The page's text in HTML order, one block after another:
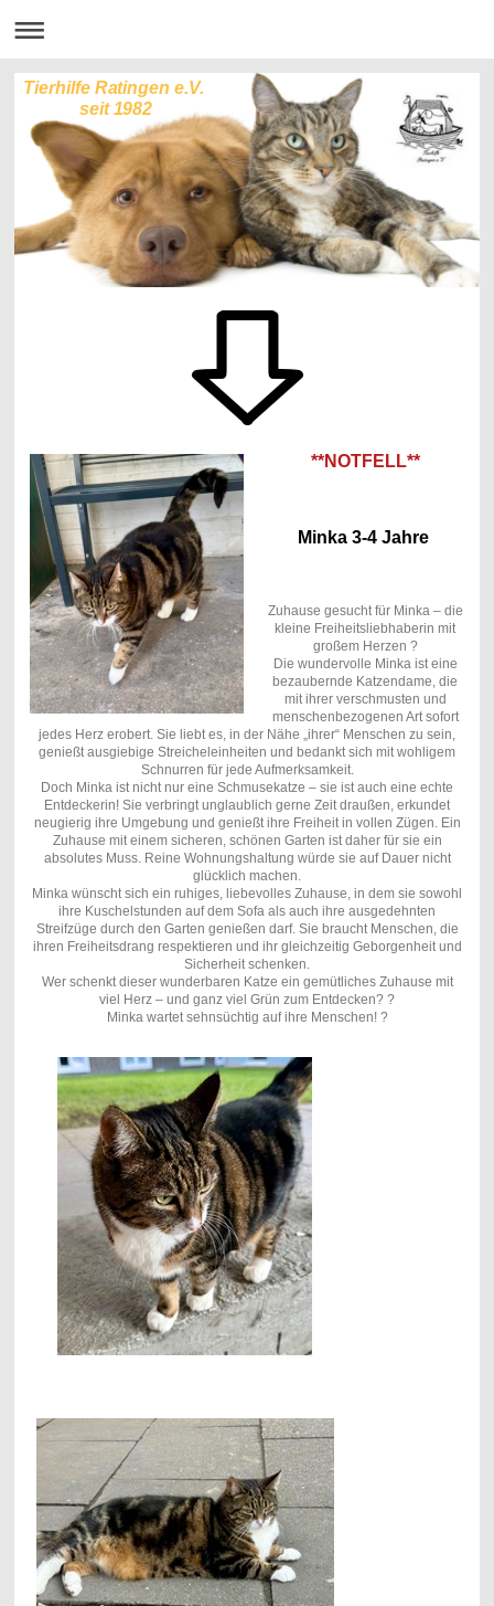
Tierhilfe Ratingen e.V.
seit 1982
**NOTFELL**
Minka 3-4 Jahre
Zuhause gesucht für Minka – die
kleine Freiheitsliebhaberin mit
großem Herzen ?
Die wundervolle Minka ist eine
bezaubernde Katzendame, die
mit ihrer verschmusten und
menschenbezogenen Art sofort
jedes Herz erobert. Sie liebt es, in der Nähe „ihrer“ Menschen zu sein,
genießt ausgiebige Streicheleinheiten und bedankt sich mit wohligem
Schnurren für jede Aufmerksamkeit.
Doch Minka ist nicht nur eine Schmusekatze – sie ist auch eine echte
Entdeckerin! Sie verbringt unglaublich gerne Zeit draußen, erkundet
neugierig ihre Umgebung und genießt ihre Freiheit in vollen Zügen. Ein
Zuhause mit einem sicheren, schönen Garten ist daher für sie ein
absolutes Muss. Reine Wohnungshaltung würde sie auf Dauer nicht
glücklich machen.
Minka wünscht sich ein ruhiges, liebevolles Zuhause, in dem sie sowohl
ihre Kuschelstunden auf dem Sofa als auch ihre ausgedehnten
Streifzüge durch den Garten genießen darf. Sie braucht Menschen, die
ihren Freiheitsdrang respektieren und ihr gleichzeitig Geborgenheit und
Sicherheit schenken.
Wer schenkt dieser wunderbaren Katze ein gemütliches Zuhause mit
viel Herz – und ganz viel Grün zum Entdecken? ?
Minka wartet sehnsüchtig auf ihre Menschen! ?